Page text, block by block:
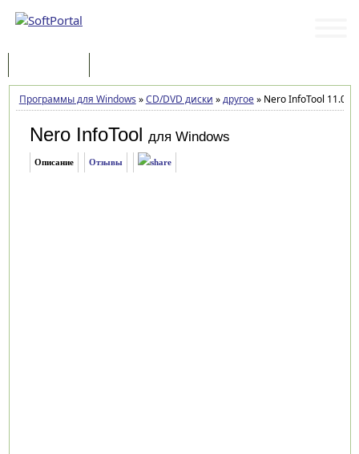
Программы для Windows »CD/DVD диски »другое»Nero InfoTool
Nero InfoTool для Windows
Описание Отзывы